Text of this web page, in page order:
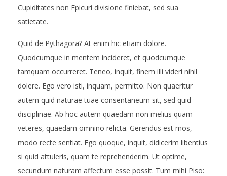
Cupiditates non Epicuri divisione finiebat, sed sua
satietate.
Quid de Pythagora? At enim hic etiam dolore.
Quodcumque in mentem incideret, et quodcumque
tamquam occurreret. Teneo, inquit, finem illi videri nihil
dolere. Ego vero isti, inquam, permitto. Non quaeritur
autem quid naturae tuae consentaneum sit, sed quid
disciplinae. Ab hoc autem quaedam non melius quam
veteres, quaedam omnino relicta. Gerendus est mos,
modo recte sentiat. Ego quoque, inquit, didicerim libentius
si quid attuleris, quam te reprehenderim. Ut optime,
secundum naturam affectum esse possit. Tum mihi Piso: